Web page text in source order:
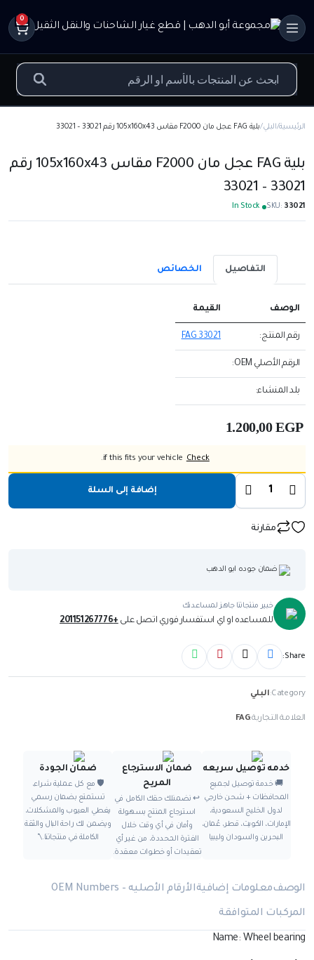
0
الرئيسية البلي بلية FAG عجل مان F2000 مقاس 105x160x43 رقم 33021 – 33021
بلية FAG عجل مان F2000 مقاس 105x160x43 رقم
33021 – 33021
SKU: 33021
In Stock
التفاصيل الخصائص
الوصف القيمة
رقم المنتج: FAG 33021
الرقم الأصلي OEM:
بلد المنشاء:
1.200,00EGP
Check
if this fits your vehicle.
إضافة إلى السلة
مقارنة
ضمان جوده ابو الدهب
خبير منتجاتنا جاهز لمساعدتك
للمساعده او اي استفسار فوري اتصل على+201151267776
Share:
Category: البلي
العلامة التجارية:FAG
خدمه توصيل سريعه
🚚 خدمة توصيل لجميع
المحافظات + شحن خارجي
لدول الخليج السعودية،
الإمارات، الكويت، قطر، عُمان،
البحرين والسودان وليبيا
ضمان الاسترجاع
المريح
↩️ نضمنلك حقك الكامل في
استرجاع المنتج بسهولة
وأمان في أي وقت خلال
الفترة المحددة، من غير أي
تعقيدات أو خطوات معقدة.
ضمان الجودة
🛡️ مع كل عملية شراء،
تستمتع بضمان رسمي
يغطي العيوب والمشكلات،
ويضمن لك راحة البال والثقة
الكاملة في منتجاتنا.\"
الوصفمعلومات إضافيةالأرقام الأصليه – OEM Numbers
المركبات المتوافقة
Name: Wheel bearing